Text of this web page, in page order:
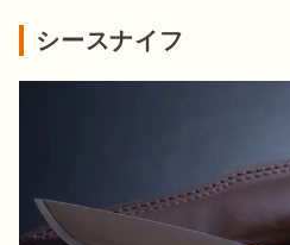
シースナイフ